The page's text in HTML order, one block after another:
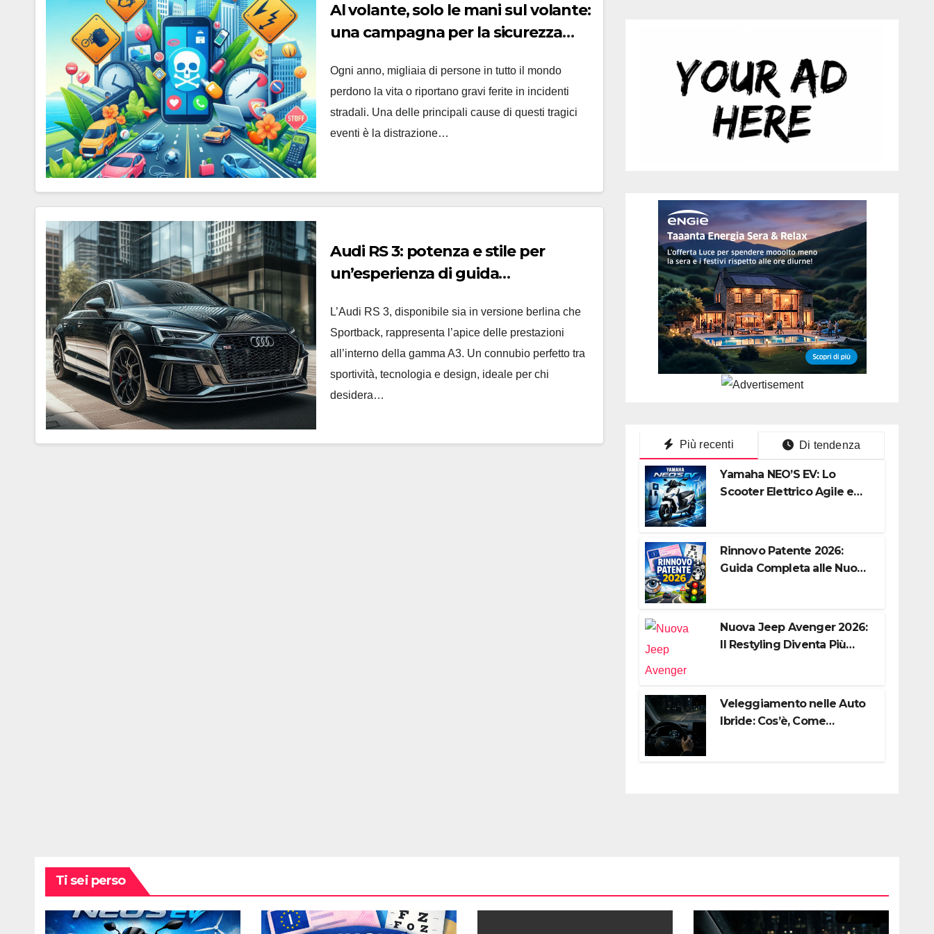
Al volante, solo le mani sul volante:
una campagna per la sicurezza
Ogni anno, migliaia di persone in tutto il mondo
perdono la vita o riportano gravi ferite in incidenti
stradali. Una delle principali cause di questi tragici
eventi è la distrazione…
Audi RS 3: potenza e stile per
un’esperienza di guida
L’Audi RS 3, disponibile sia in versione berlina che
Sportback, rappresenta l’apice delle prestazioni
all’interno della gamma A3. Un connubio perfetto tra
sportività, tecnologia e design, ideale per chi
desidera…
Più recenti Di tendenza
Yamaha NEO’S EV: Lo
Scooter Elettrico Agile e
Rinnovo Patente 2026:
Guida Completa alle Nuove
Nuova Jeep Avenger 2026:
Il Restyling Diventa Più
Veleggiamento nelle Auto
Ibride: Cos’è, Come
Ti sei perso